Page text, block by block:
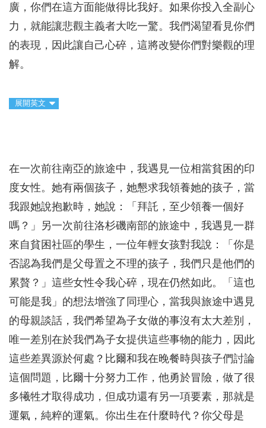
廣，你們在這方面能做得比我好。如果你投入全副心
力，就能讓悲觀主義者大吃一驚。我們渴望看見你們
的表現，因此讓自己心碎，這將改變你們對樂觀的理
解。
展開英文
在一次前往南亞的旅途中，我遇見一位相當貧困的印
度女性。她有兩個孩子，她懇求我領養她的孩子，當
我跟她說抱歉時，她說：「拜託，至少領養一個好
嗎？」另一次前往洛杉磯南部的旅途中，我遇見一群
來自貧困社區的學生，一位年輕女孩對我說：「你是
否認為我們是父母置之不理的孩子，我們只是他們的
累贅？」這些女性令我心碎，現在仍然如此。「這也
可能是我」的想法增強了同理心，當我與旅途中遇見
的母親談話，我們希望為子女做的事沒有太大差別，
唯一差別在於我們為子女提供這些事物的能力，因此
這些差異源於何處？比爾和我在晚餐時與孩子們討論
這個問題，比爾十分努力工作，他勇於冒險，做了很
多犧牲才取得成功，但成功還有另一項要素，那就是
運氣，純粹的運氣。你出生在什麼時代？你父母是